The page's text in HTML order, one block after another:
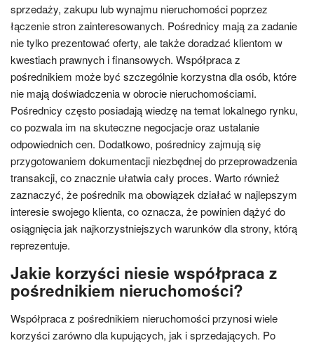
sprzedaży, zakupu lub wynajmu nieruchomości poprzez
łączenie stron zainteresowanych. Pośrednicy mają za zadanie
nie tylko prezentować oferty, ale także doradzać klientom w
kwestiach prawnych i finansowych. Współpraca z
pośrednikiem może być szczególnie korzystna dla osób, które
nie mają doświadczenia w obrocie nieruchomościami.
Pośrednicy często posiadają wiedzę na temat lokalnego rynku,
co pozwala im na skuteczne negocjacje oraz ustalanie
odpowiednich cen. Dodatkowo, pośrednicy zajmują się
przygotowaniem dokumentacji niezbędnej do przeprowadzenia
transakcji, co znacznie ułatwia cały proces. Warto również
zaznaczyć, że pośrednik ma obowiązek działać w najlepszym
interesie swojego klienta, co oznacza, że powinien dążyć do
osiągnięcia jak najkorzystniejszych warunków dla strony, którą
reprezentuje.
Jakie korzyści niesie współpraca z
pośrednikiem nieruchomości?
Współpraca z pośrednikiem nieruchomości przynosi wiele
korzyści zarówno dla kupujących, jak i sprzedających. Po